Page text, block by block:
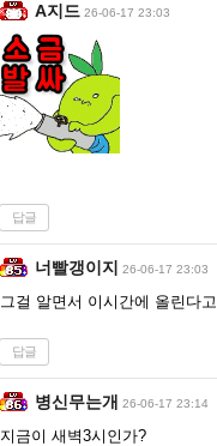
A지드 26-06-17 23:03
답글
너빨갱이지 26-06-17 23:03
그걸 알면서 이시간에 올린다
답글
병신무는개 26-06-17 23:14
지금이 새벽3시인가?